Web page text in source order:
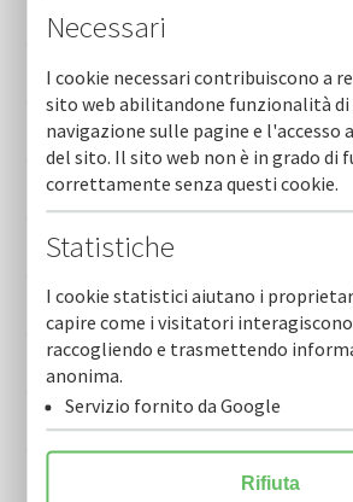
Cofidi.it informa giugno 2026
Cofidi.it informa maggio 2026
Cofidi.it informa aprile 2026
Cofidi.it informa marzo 2026
Cofidi.it informa gennaio 2026
Cofidi.it informa novembre 2025
Necessari
I cookie necessari contribuiscono a
sito web abilitandone funzionalità di
navigazione sulle pagine e
del sito. Il sito web non è in grado di
correttamente senza questi cookie.
Statistiche
I cookie statistici aiutano i
capire come i visitatori
raccogliendo e trasmettendo
anonima.
Servizio fornito da Google
Rifiuta